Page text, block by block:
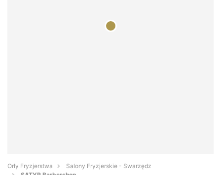
Orły Fryzjerstwa
Salony Fryzjerskie - Swarzędz